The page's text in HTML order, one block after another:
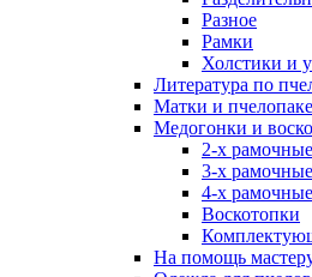
Разное
Рамки
Холстики и
Литература по
Матки и
Медогонки и
2-х
3-х
4-х
Воскотопки
На помощь